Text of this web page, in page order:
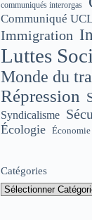
communiqués interorgas
Communiqué
Immigration
Luttes
Monde du
Répression
Syndicalisme
Écologie Économie
Catégories